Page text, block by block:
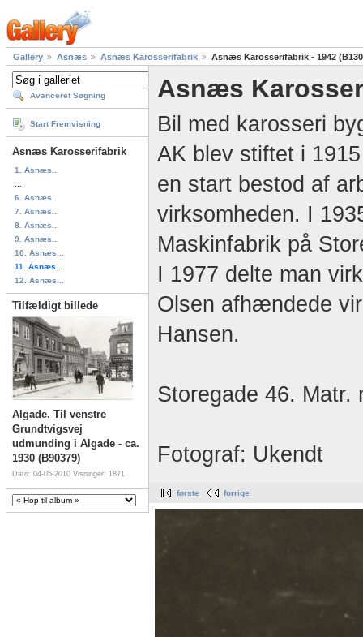
Gallery Asnæs Asnæs Karosserifabrik Asnæs Karosserifabrik - 1942
Avanceret Søgning
Start Fremvisning
Asnæs Karosserifabrik
1. Asnæs...
6. Asnæs...
7. Asnæs...
8. Asnæs...
9. Asnæs...
10. Asnæs...
11. Asnæs...
12. Asnæs...
Tilfældigt billede
Algade. Til venstre
Grundtvigsvej
udmunding i Algade - ca.
1930 (B90379)
Dato: 04-05-2010 Visninger: 1871
Asnæs
Bil med karosseri
AK blev stiftet i
en start bestod af
virksomheden. I
Maskinfabrik på
I 1977 delte man
Olsen afhændede
Hansen.
Storegade 46.
Fotograf: Ukendt
første forrige